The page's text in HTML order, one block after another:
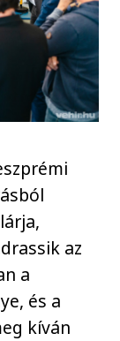
az
a
és a
kíván